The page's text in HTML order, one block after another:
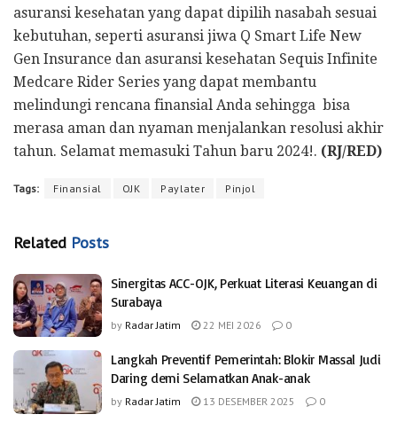
asuransi kesehatan yang dapat dipilih nasabah sesuai
kebutuhan, seperti asuransi jiwa Q Smart Life New
Gen Insurance dan asuransi kesehatan Sequis Infinite
Medcare Rider Series yang dapat membantu
melindungi rencana finansial Anda sehingga bisa
merasa aman dan nyaman menjalankan resolusi akhir
tahun. Selamat memasuki Tahun baru 2024!. (RJ/RED)
Tags: Finansial OJK Paylater Pinjol
Related Posts
Sinergitas ACC-OJK, Perkuat Literasi Keuangan di
Surabaya
by Radar Jatim 22 MEI 2026 0
Langkah Preventif Pemerintah: Blokir Massal Judi
Daring demi Selamatkan Anak-anak
by Radar Jatim 13 DESEMBER 2025 0